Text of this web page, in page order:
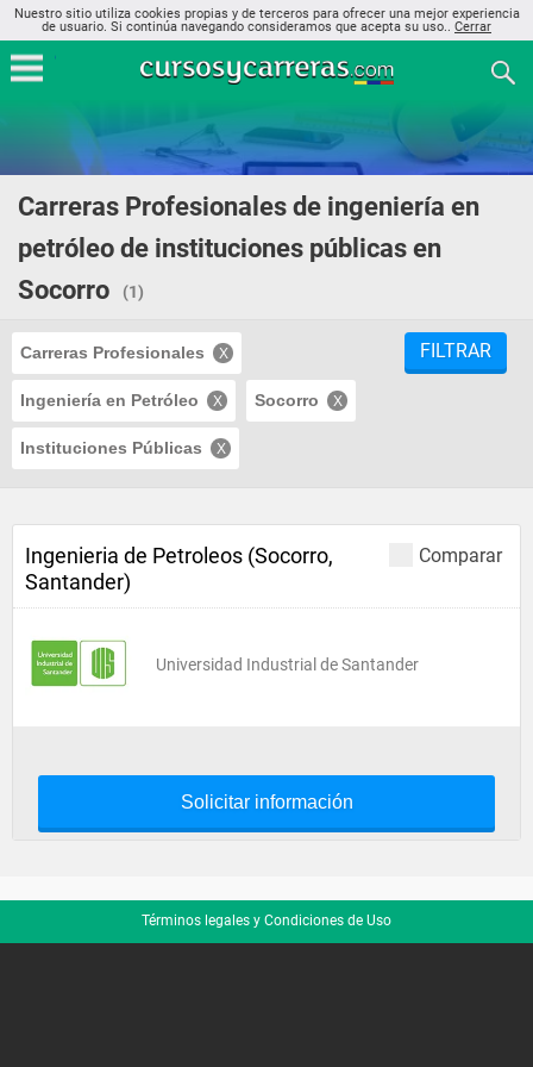
Nuestro sitio utiliza cookies propias y de terceros para ofrecer una mejor experiencia
de usuario. Si continúa navegando consideramos que acepta su uso.. Cerrar
Carreras Profesionales de ingeniería en
petróleo de instituciones públicas en
Socorro
(1)
Carreras Profesionales
Ingeniería en Petróleo Socorro
Instituciones Públicas
FILTRAR
Comparar
Ingenieria de Petroleos (Socorro,
Santander)
Universidad Industrial de Santander
Solicitar información
Términos legales y Condiciones de Uso